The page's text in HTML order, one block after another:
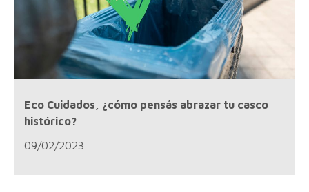
Eco Cuidados, ¿cómo pensás abrazar tu casco
histórico?
09/02/2023